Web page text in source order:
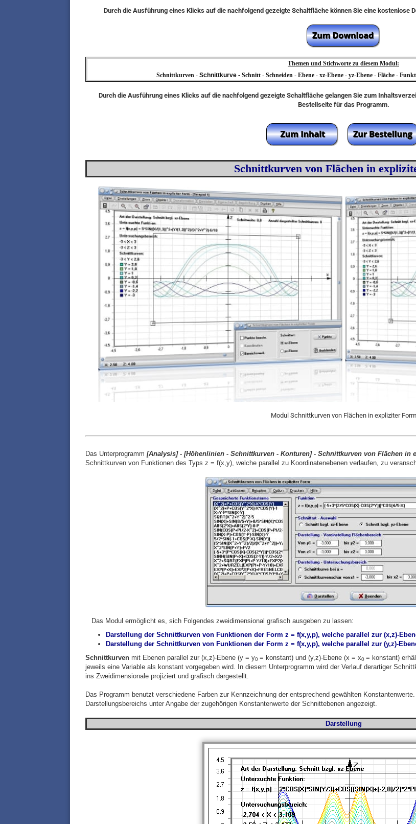
Durch die Ausführung eines Klicks auf die nachfolgend gezeigte Schaltfläche können Sie eine kostenlose
Themen und Stichworte zu diesem Modul:
Schnittkurven - Schnittkurve - Schnitt - Schneiden - Ebene - xz-Ebene - yz-Ebene - Fläche -
Durch die Ausführung eines Klicks auf die nachfolgend gezeigte Schaltfläche gelangen Sie zum
Bestellseite für das Programm.
Schnittkurven von Flächen in
Modul Schnittkurven von Flächen in expliziter Form
Das Unterprogramm [Analysis] - [Höhenlinien - Schnittkurven - Konturen] - Schnittkurven von Flächen in
Schnittkurven von Funktionen des Typs z = f(x,y), welche parallel zu Koordinatenebenen verlaufen, zu
Das Modul ermöglicht es, sich Folgendes zweidimensional grafisch ausgeben zu lassen:
Darstellung der Schnittkurven von Funktionen der Form z = f(x,y,p), welche parallel zur (x,z)-
Darstellung der Schnittkurven von Funktionen der Form z = f(x,y,p), welche parallel zur (y,z)-
Schnittkurven mit Ebenen parallel zur (x,z)-Ebene (y = y0 = konstant) und (y,z)-Ebene (x = x0 = konstant)
jeweils eine Variable als konstant vorgegeben wird. In diesem Unterprogramm wird der Verlauf derartiger
ins Zweidimensionale projiziert und grafisch dargestellt.
Das Programm benutzt verschiedene Farben zur Kennzeichnung der entsprechend gewählten
Darstellungsbereichs unter Angabe der zugehörigen Konstantenwerte der Schnittebenen angezeigt.
Darstellung